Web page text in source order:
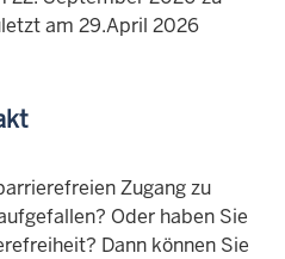
am 29.April 2026
Zugang zu
Oder haben Sie
Dann können Sie